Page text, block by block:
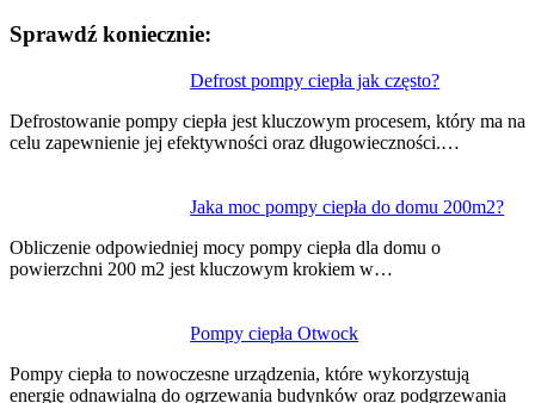
Sprawdź koniecznie:
Defrost pompy ciepła jak często?
Defrostowanie pompy ciepła jest kluczowym procesem, który ma na
celu zapewnienie jej efektywności oraz długowieczności.…
Jaka moc pompy ciepła do domu 200m2?
Obliczenie odpowiedniej mocy pompy ciepła dla domu o
powierzchni 200 m2 jest kluczowym krokiem w…
Pompy ciepła Otwock
Pompy ciepła to nowoczesne urządzenia, które wykorzystują
energię odnawialną do ogrzewania budynków oraz podgrzewania
wpisu